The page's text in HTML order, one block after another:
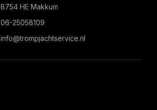
8754 HE Makkum
06-25058109
info@trompjachtservice.nl